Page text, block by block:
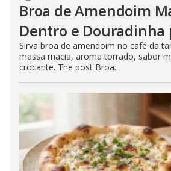
Broa de Amendoim
Dentro e Douradinha
Sirva broa de amendoim no café da
massa macia, aroma torrado, sabor
crocante. The post Broa...